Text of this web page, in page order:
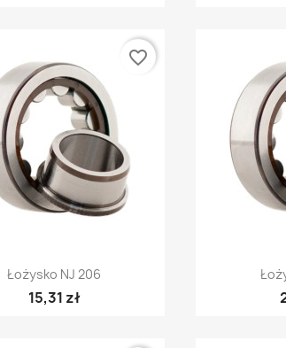
Szybki podgląd
Łożysko NJ 206
15,31 zł
favorite_border
